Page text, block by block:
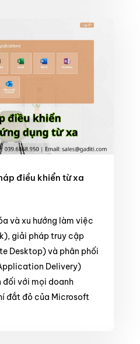
điều khiển từ xa
và xu hướng làm việc
giải pháp truy cập
Desktop) và phân phối
Delivery)
đối với mọi doanh
đắt đỏ của Microsoft